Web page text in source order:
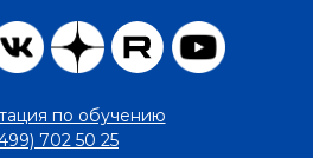
по обучению
702 50 25